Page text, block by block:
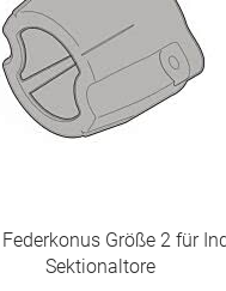
Größe 2 für
Sektionaltore